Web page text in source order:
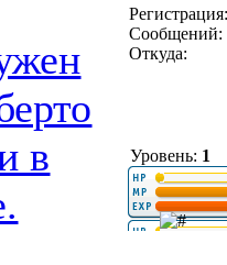
в
Сообщений:
Откуда:
Уровень: 1